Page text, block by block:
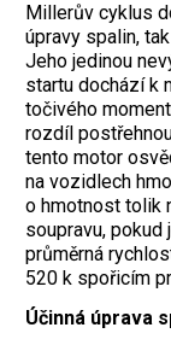
Millerův cyklus
úpravy spalin,
Jeho jedinou
startu dochází k
točivého
rozdíl
tento motor
na vozidlech
o hmotnost tolik
soupravu, pokud
průměrná
520 k spořicím
Účinná úprava